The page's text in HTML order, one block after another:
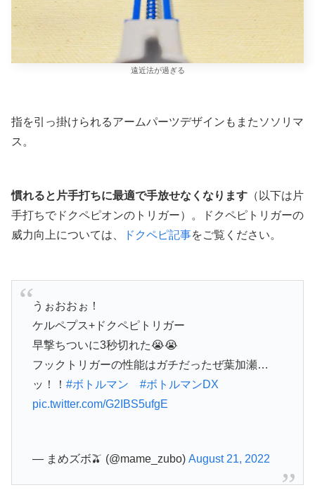
遠近法が過ぎる
指を引っ掛けられるアームパーツデザインもまたソソリマ
ス。
慣れると片手打ちに最適で手放せなくなります （以下は片
手打ちでドクペピオンのトリガー）。ドクペピトリガーの
威力向上については、
ドクペピ記事をご覧ください。
うぉおおぉ！
ケルペプス+ドクペピトリガー
早撃ちついに3秒切れた😭😭
フックトリガーの性能はガチだったぜ葉加瀬…
ッ！！ #ボトルマン
#ボトルマンDX
pic.twitter.com/G2IBS5ufgE
— まめズボ🫒 (@mame_zubo) August 21, 2022